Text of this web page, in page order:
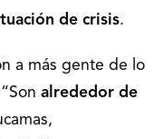
de crisis.
a más gente de lo
alrededor de